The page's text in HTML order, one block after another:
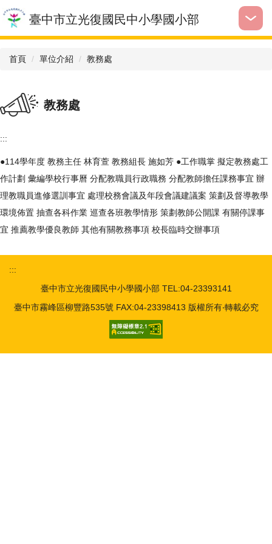
跳
到
主
內
臺中市立光復國民中小學國小部
首頁 單位介紹 教務處
教務處
:::
●114學年度 教務主任 林育萱 教務組長 施如芳 ●工作職掌 擬定教務處工
作計劃 彙編學校行事曆 分配教職員行政職務 分配教師擔任課務事宜 辦
理教職員進修選訓事宜 處理校務會議及年段會議建議案 策劃及督導教學
環境佈置 抽查各科作業 巡查各班教學情形 策劃教師公開課 有關停課事
宜 推薦教學優良教師 其他有關教務事項 校長臨時交辦事項
:::
臺中市立光復國民中小學國小部 TEL:04-23393141
臺中市霧峰區柳豐路535號 FAX:04-23398413 版權所有‧轉載必究